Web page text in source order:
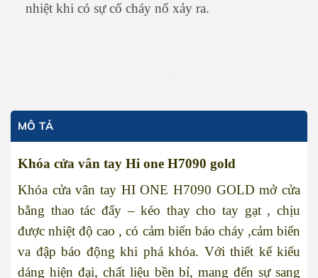
nhiệt khi có sự cố cháy nổ xảy ra.
MÔ TẢ
Khóa cửa vân tay Hi one H7090 gold
Khóa cửa vân tay HI ONE H7090 GOLD mở cửa
bằng thao tác đẩy – kéo thay cho tay gạt , chịu
được nhiệt độ cao , có cảm biến báo cháy ,cảm biến
va đập báo động khi phá khóa. Với thiết kế kiểu
dáng hiện đại, chất liệu bền bỉ, mang đến sự sang